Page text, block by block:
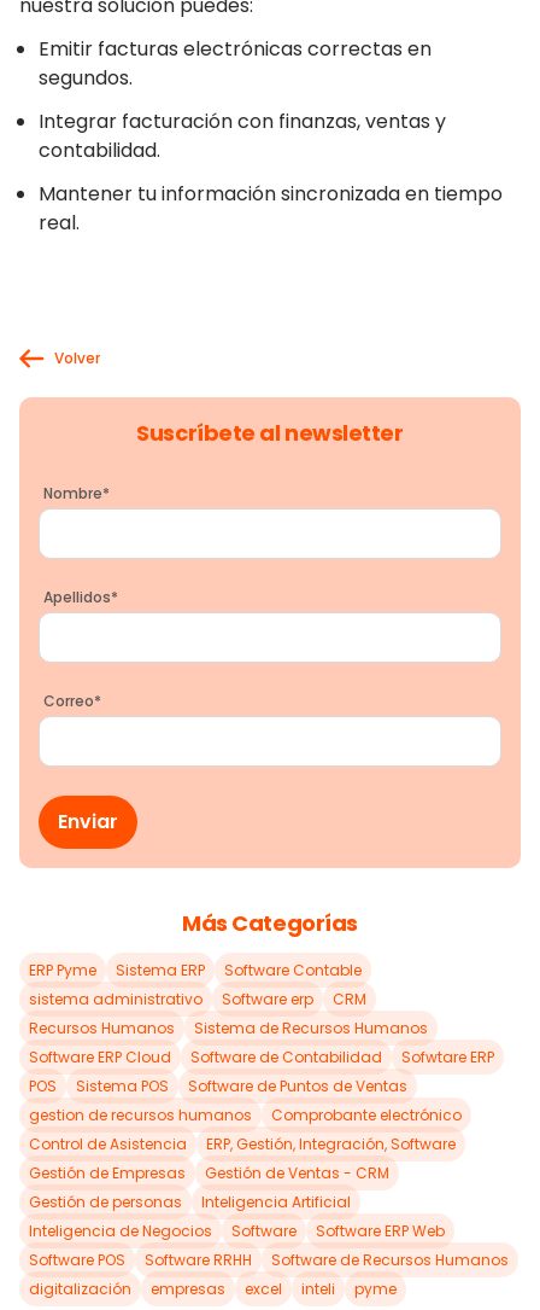
Emitir facturas electrónicas correctas en
segundos.
Integrar facturación con finanzas, ventas y
contabilidad.
Mantener tu información sincronizada en tiempo
real.
Volver
Suscríbete al newsletter
Nombre*
Apellidos*
Correo*
Más Categorías
ERP Pyme Sistema ERP
Software Contable
sistema administrativo
Software erp
CRM
Recursos Humanos
Sistema de Recursos Humanos
Software ERP Cloud
Software de Contabilidad
Sofwtare ERP
POS
Sistema POS
Software de Puntos de Ventas
gestion de recursos humanos
Comprobante electrónico
Control de Asistencia
ERP, Gestión, Integración, Software
Gestión de Empresas
Gestión de Ventas - CRM
Gestión de personas
Inteligencia Artificial
Inteligencia de Negocios
Software
Software ERP Web
Software POS
Software RRHH
Software de Recursos Humanos
digitalización
empresas excel inteli pyme